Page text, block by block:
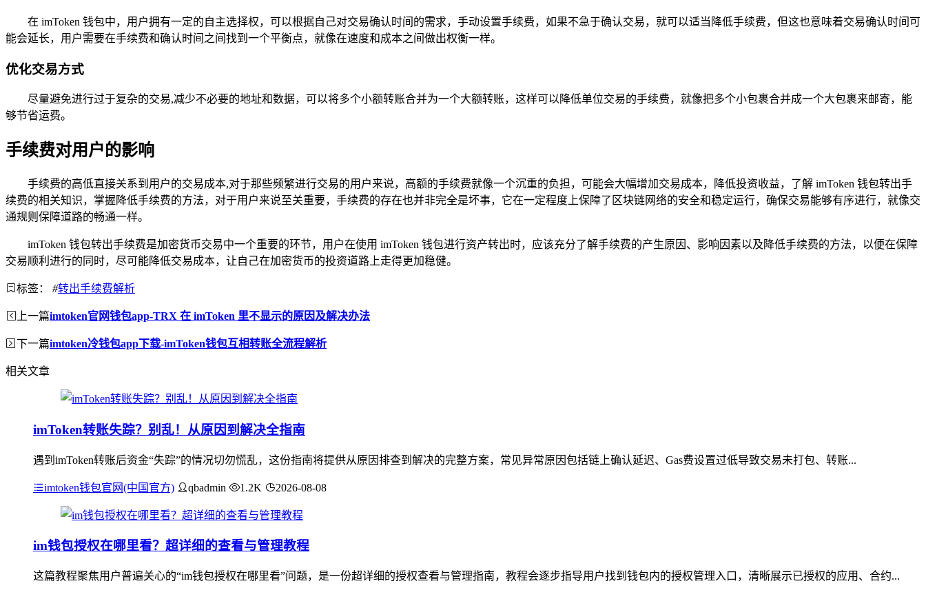
在 imToken 钱包中，用户拥有一定的自主选择权，可以根据自己对交易确认时间的需求，手动设置手续费，如果不急于确认交易，就可以适当降低手续费，但这也意味着交易确认时间可
能会延长，用户需要在手续费和确认时间之间找到一个平衡点，就像在速度和成本之间做出权衡一样。
优化交易方式
尽量避免进行过于复杂的交易,减少不必要的地址和数据，可以将多个小额转账合并为一个大额转账，这样可以降低单位交易的手续费，就像把多个小包裹合并成一个大包裹来邮寄，能
够节省运费。
手续费对用户的影响
手续费的高低直接关系到用户的交易成本,对于那些频繁进行交易的用户来说，高额的手续费就像一个沉重的负担，可能会大幅增加交易成本，降低投资收益，了解 imToken 钱包转出手
续费的相关知识，掌握降低手续费的方法，对于用户来说至关重要，手续费的存在也并非完全是坏事，它在一定程度上保障了区块链网络的安全和稳定运行，确保交易能够有序进行，就像交
通规则保障道路的畅通一样。
imToken 钱包转出手续费是加密货币交易中一个重要的环节，用户在使用 imToken 钱包进行资产转出时，应该充分了解手续费的产生原因、影响因素以及降低手续费的方法，以便在保障
交易顺利进行的同时，尽可能降低交易成本，让自己在加密货币的投资道路上走得更加稳健。
标签： #转出手续费解析
上一篇imtoken官网钱包app-TRX 在 imToken 里不显示的原因及解决办法
下一篇imtoken冷钱包app下载-imToken钱包互相转账全流程解析
相关文章
imToken转账失踪？别乱！从原因到解决全指南
遇到imToken转账后资金“失踪”的情况切勿慌乱，这份指南将提供从原因排查到解决的完整方案，常见异常原因包括链上确认延迟、Gas费设置过低导致交易未打包、转账...
imtoken钱包官网(中国官方) qbadmin 1.2K 2026-08-08
im钱包授权在哪里看？超详细的查看与管理教程
这篇教程聚焦用户普遍关心的“im钱包授权在哪里看”问题，是一份超详细的授权查看与管理指南，教程会逐步指导用户找到钱包内的授权管理入口，清晰展示已授权的应用、合约...